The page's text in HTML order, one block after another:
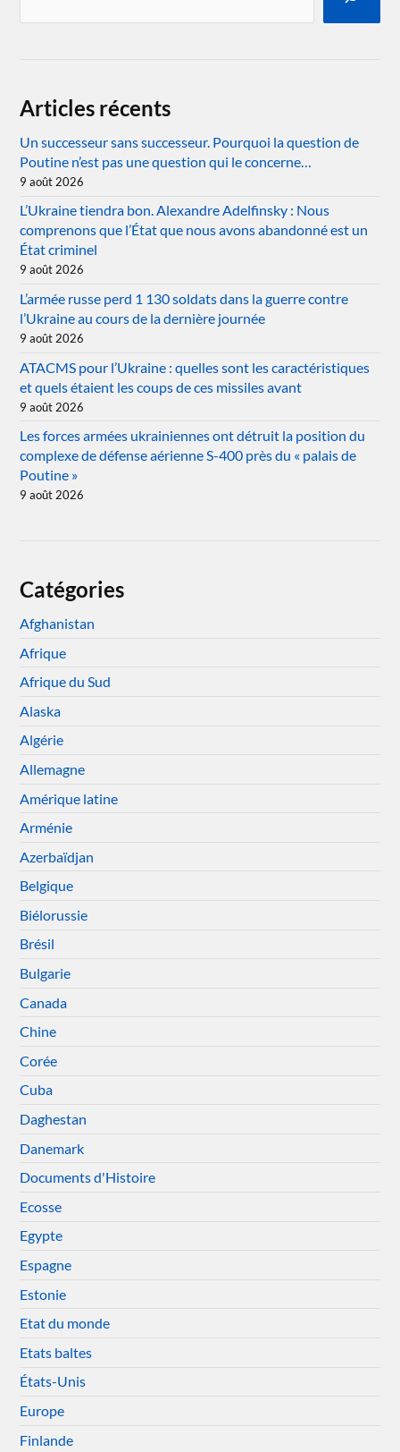
Articles récents
Un successeur sans successeur. Pourquoi la question de
Poutine n’est pas une question qui le concerne…
9 août 2026
L’Ukraine tiendra bon. Alexandre Adelfinsky : Nous
comprenons que l’État que nous avons abandonné est un
État criminel
9 août 2026
L’armée russe perd 1 130 soldats dans la guerre contre
l’Ukraine au cours de la dernière journée
9 août 2026
ATACMS pour l’Ukraine : quelles sont les caractéristiques
et quels étaient les coups de ces missiles avant
9 août 2026
Les forces armées ukrainiennes ont détruit la position du
complexe de défense aérienne S-400 près du « palais de
Poutine »
9 août 2026
Catégories
Afghanistan
Afrique
Afrique du Sud
Alaska
Algérie
Allemagne
Amérique latine
Arménie
Azerbaïdjan
Belgique
Biélorussie
Brésil
Bulgarie
Canada
Chine
Corée
Cuba
Daghestan
Danemark
Documents d'Histoire
Ecosse
Egypte
Espagne
Estonie
Etat du monde
Etats baltes
États-Unis
Europe
Finlande